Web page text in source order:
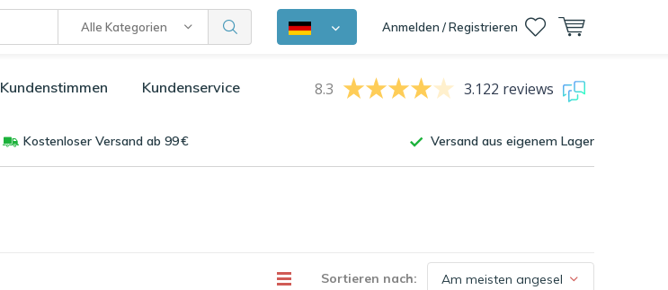
Alle Kategorien Anmelden / Registrieren
Kundenstimmen Kundenservice 8.3 3.122 reviews
Kostenloser Versand ab 99 € Versand aus eigenem Lager
Sortieren nach: